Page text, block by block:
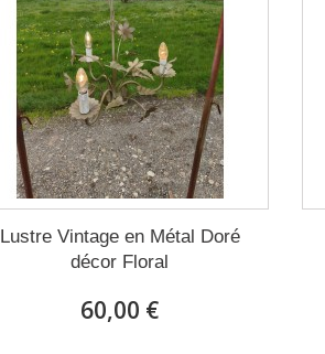
Lustre Vintage en Métal Doré
décor Floral
60,00 €